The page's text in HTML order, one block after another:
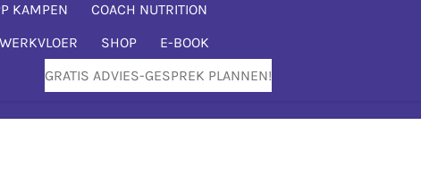
KAMPEN
COACH NUTRITION
SHOP
E-BOOK
GRATIS ADVIES-GESPREK PLANNEN!